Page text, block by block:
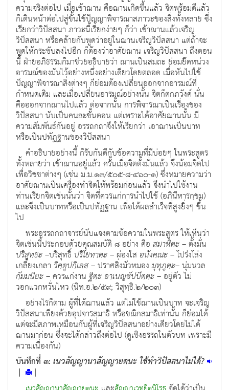
ความจริงต่อไป เมื่อเข้าฌาน คือฌานเกิดขึ้นแล้ว จิตพร้อมดีแล้ว
ก็เดินหน้าต่อไปสู่ขั้นใช้ปัญญาพิจารณาสภาวะของสิ่งทั้งหลาย ซึ่ง
เรียกว่าวิปัสสนา ภาวะนี้เรียกง่ายๆ ก็ว่า เข้าฌานแล้วเจริญ
วิปัสสนา หรือคล้ายกับพูดว่าอยู่ในฌานเจริญวิปัสสนา แต่ถ้าจะ
พูดให้กระชับลงไปอีก ก็ต้องว่าอาศัยฌาน เจริญวิปัสสนา ถึงตอน
นี้ ฝ่ายอภิธรรมก็มาช่วยอธิบายว่า ฌานเป็นสมถะ ย่อมยึดหน่วง
อารมณ์ของมันไว้อย่างหนึ่งอย่างเดียวโดยตลอด เมื่อหันไปใช้
ปัญญาพิจารณาสิ่งต่างๆ ก็ย่อมต้องเปลี่ยนออกจากอารมณ์ที่
กำหนดเดิม และเมื่อเปลี่ยนอารมณ์อย่างนั้น จิตก็ตกภวังค์ นั่น
คือออกจากฌานไปแล้ว ต่อจากนั้น การพิจารณาเป็นเรื่องของ
วิปัสสนา นับเป็นคนละขั้นตอน แต่เพราะได้อาศัยฌานนั้น มี
ความสัมพันธ์กันอยู่ อรรถกถาจึงให้เรียกว่า เอาฌานเป็นบาท
หรือเป็นปทัฏฐานของวิปัสสนา
คำอธิบายอย่างนี้ ก็รับกันดีกับข้อความที่มีบ่อยๆ ในพระสูตร
ทั้งหลายว่า เข้าฌานอยู่แล้ว ครั้นเมื่อจิตตั้งมั่นแล้ว จึงน้อมจิตไป
เพื่อวิชชาต่างๆ (เช่น ม.ม.๑๓/๕๐๕-๘-๔๖๐-๑) ซึ่งหมายความว่า
อาศัยฌานเป็นเครื่องทำจิตให้พร้อมก่อนแล้ว จึงนำไปใช้งาน
ท่านเรียกจิตเช่นนั้นว่า จิตที่ควรแก่การนำไปใช้ (อภินีหารกฺขม)
และจึงเป็นบาทหรือเป็นปทัฏฐาน เพื่อได้ผลสำเร็จที่สูงยิ่งๆ ขึ้น
ไป
พระอรรถกถาจารย์นับแจงตามข้อความในพระสูตร ให้เห็นว่า
จิตเช่นนี้ประกอบด้วยคุณสมบัติ ๘ อย่าง คือ สมาหิตะ– ตั้งมั่น
ปริสุทธะ–บริสุทธิ์ ปริโยทาตะ– ผ่องใส อนังคณะ– โปร่งโล่ง
เกลี้ยงเกลา วิคตูปกิเลส– ปราศสิ่งมัวหมองมุทุภูตะ– นุ่มนวล
กัมมนิยะ– ควรแก่งานฐิตะ อาเนญชัปปัตตะ– อยู่ตัว ไม่
วอกแวกหวั่นไหว (นิท.อ.๒/๕๙; วิสุทฺธิ.๒/๒๐๓)
อย่างไรก็ตาม ผู้ที่ได้ฌานแล้ว แต่ไม่ใช้ฌานเป็นบาท จะเจริญ
วิปัสสนาเพียงด้วยอุปจารสมาธิ หรือขณิกสมาธิเท่านั้น ก็ย่อมได้
แต่จะมีสภาพเหมือนกับผู้ที่เจริญวิปัสสนาอย่างเดียวโดยไม่ได้
ฌานมาก่อน ซึ่งจะได้กล่าวถึงต่อไป (ดูเชิงอรรถในตัวบท เพราะมี
ความเนื่องกัน)
บันทึกที่ ๓: เนวสัญญานาสัญญายตนะ ใช้ทำวิปัสสนาไม่ได้?
| |